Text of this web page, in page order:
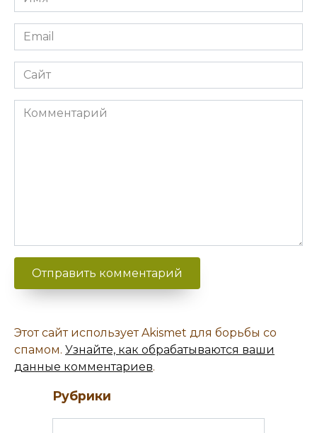
Email
Сайт
Комментарий
Этот сайт использует Akismet для борьбы со
спамом. Узнайте, как обрабатываются ваши
данные комментариев.
Рубрики